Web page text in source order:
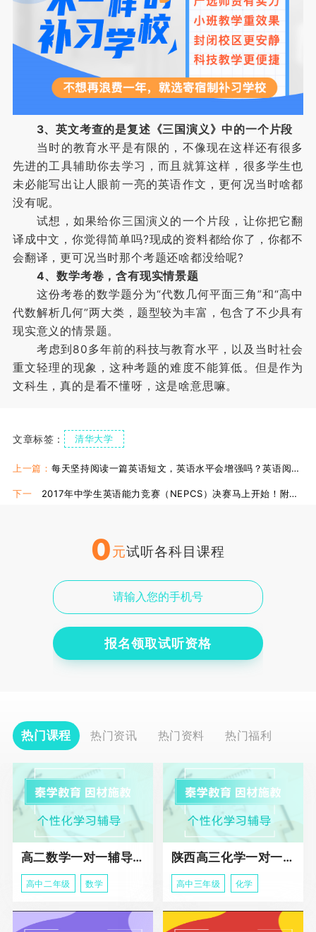
3、英文考查的是复述《三国演义》中的一个片段
当时的教育水平是有限的，不像现在这样还有很多
先进的工具辅助你去学习，而且就算这样，很多学生也
未必能写出让人眼前一亮的英语作文，更何况当时啥都
没有呢。
试想，如果给你三国演义的一个片段，让你把它翻
译成中文，你觉得简单吗?现成的资料都给你了，你都不
会翻译，更可况当时那个考题还啥都没给呢?
4、数学考卷，含有现实情景题
这份考卷的数学题分为“代数几何平面三角”和“高中
代数解析几何”两大类，题型较为丰富，包含了不少具有
现实意义的情景题。
考虑到80多年前的科技与教育水平，以及当时社会
重文轻理的现象，这种考题的难度不能算低。但是作为
文科生，真的是看不懂呀，这是啥意思嘛。
文章标签： 清华大学
上一篇： 每天坚持阅读一篇英语短文，英语水平会增强吗？英语阅读的方法才是关键！
下一
2017年中学生英语能力竞赛（NEPCS）决赛马上开始！附往年中学生英语能力竞赛试题及答案（高三组）！
0元试听各科目课程
报名领取试听资格
热门课程 热门资讯 热门资料 热门福利
高二数学一对一辅导课程
高中二年级 数学
陕西高三化学一对一个性化辅导课程
高中三年级 化学